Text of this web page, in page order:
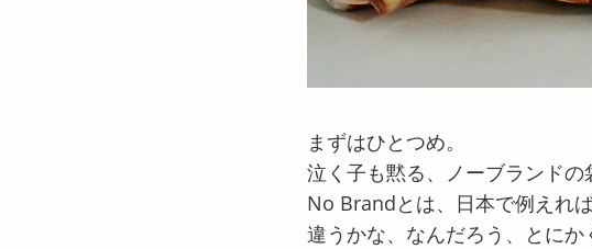
まずはひとつめ。
泣く子も黙る、ノーブランドの
No Brandとは、日本で例えれ
違うかな、なんだろう、とにか